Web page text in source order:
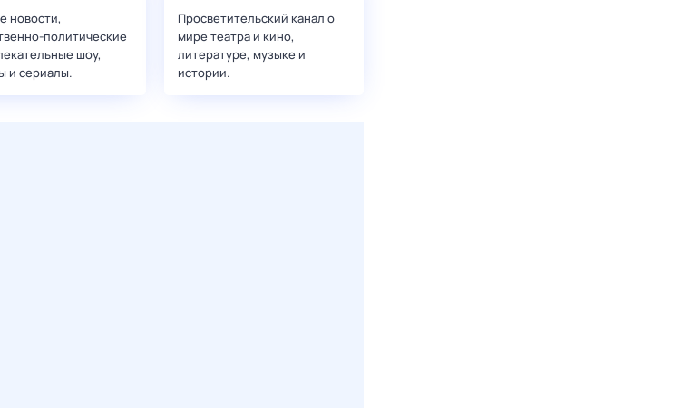
новости,
политические
шоу,
и сериалы.
Просветительский канал о
мире театра и кино,
литературе, музыке и
истории.